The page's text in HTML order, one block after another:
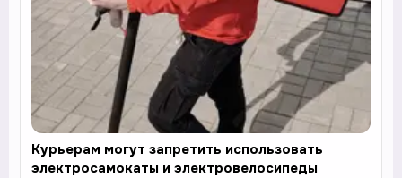
Курьерам могут запретить использовать
электросамокаты и электровелосипеды